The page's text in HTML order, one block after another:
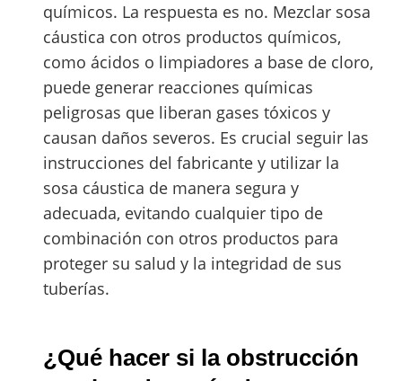
químicos. La respuesta es no. Mezclar sosa
cáustica con otros productos químicos,
como ácidos o limpiadores a base de cloro,
puede generar reacciones químicas
peligrosas que liberan gases tóxicos y
causan daños severos. Es crucial seguir las
instrucciones del fabricante y utilizar la
sosa cáustica de manera segura y
adecuada, evitando cualquier tipo de
combinación con otros productos para
proteger su salud y la integridad de sus
tuberías.
¿Qué hacer si la obstrucción